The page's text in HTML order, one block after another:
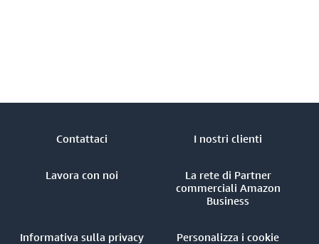
Contattaci I nostri clienti
Lavora con noi
La rete di Partner
commerciali Amazon
Business
Informativa sulla privacy Personalizza i cookie